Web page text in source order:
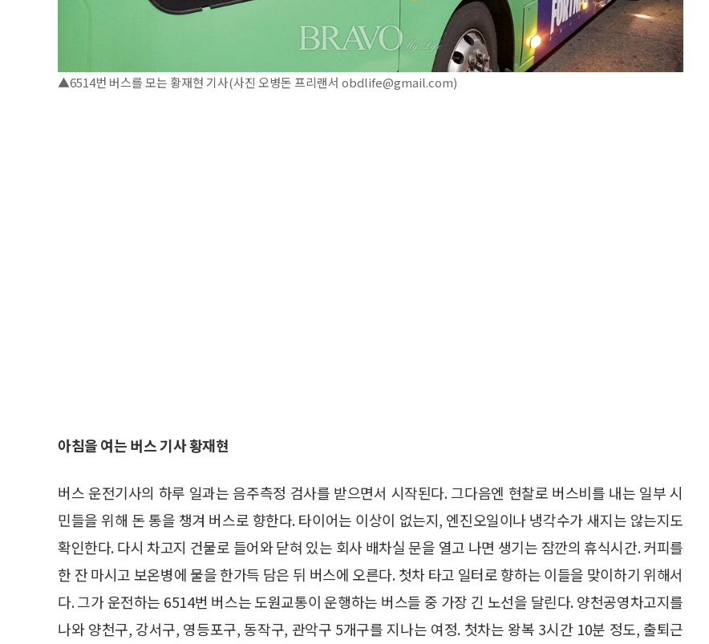
▲6514번 버스를 모는 황재현 기사(사진 오병돈 프리랜서 obdlife@gmail.com)
아침을 여는 버스 기사 황재현
버스 운전기사의 하루 일과는 음주측정 검사를 받으면서 시작된다. 그다음엔 현찰로 버스비를 내는 일부 시
민들을 위해 돈 통을 챙겨 버스로 향한다. 타이어는 이상이 없는지, 엔진오일이나 냉각수가 새지는 않는지도
확인한다. 다시 차고지 건물로 들어와 닫혀 있는 회사 배차실 문을 열고 나면 생기는 잠깐의 휴식시간. 커피를
한 잔 마시고 보온병에 물을 한가득 담은 뒤 버스에 오른다. 첫차 타고 일터로 향하는 이들을 맞이하기 위해서
다. 그가 운전하는 6514번 버스는 도원교통이 운행하는 버스들 중 가장 긴 노선을 달린다. 양천공영차고지를
나와 양천구, 강서구, 영등포구, 동작구, 관악구 5개구를 지나는 여정. 첫차는 왕복 3시간 10분 정도, 출퇴근